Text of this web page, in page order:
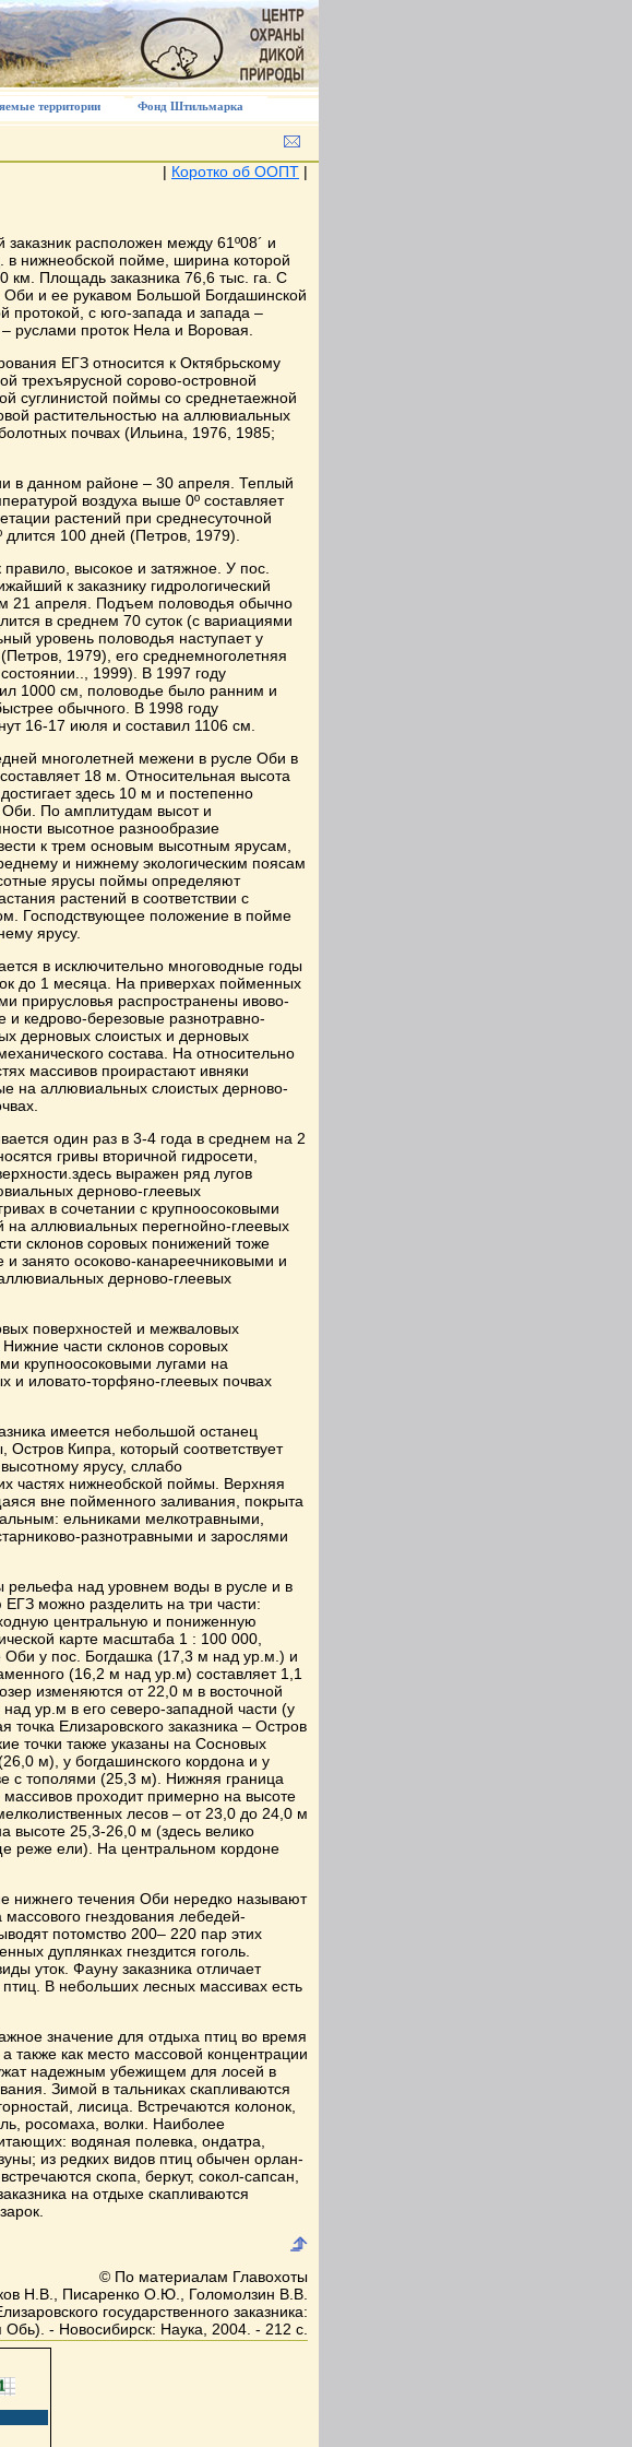
территории Фонд Штильмарка
| Коротко об ООПТ |
заказник расположен между 61º08´ и
в нижнеобской пойме, ширина которой
км. Площадь заказника 76,6 тыс. га. С
Оби и ее рукавом Большой Богдашинской
протокой, с юго-запада и запада –
руслами проток Нела и Воровая.
ЕГЗ относится к Октябрьскому
трехъярусной сорово-островной
суглинистой поймы со среднетаежной
растительностью на аллювиальных
почвах (Ильина, 1976, 1985;
в данном районе – 30 апреля. Теплый
воздуха выше 0º составляет
растений при среднесуточной
100 дней (Петров, 1979).
высокое и затяжное. У пос.
к заказнику гидрологический
21 апреля. Подъем половодья обычно
в среднем 70 суток (с вариациями
уровень половодья наступает у
1979), его среднемноголетняя
1999). В 1997 году
1000 см, половодье было ранним и
обычного. В 1998 году
16-17 июля и составил 1106 см.
многолетней межени в русле Оби в
18 м. Относительная высота
здесь 10 м и постепенно
По амплитудам высот и
высотное разнообразие
к трем основым высотным ярусам,
и нижнему экологическим поясам
ярусы поймы определяют
растений в соответствии с
Господствующее положение в пойме
ярусу.
в исключительно многоводные годы
до 1 месяца. На приверхах пойменных
прирусловья распространены ивово-
и кедрово-березовые разнотравно-
дерновых слоистых и дерновых
состава. На относительно
массивов проирастают ивняки
на аллювиальных слоистых дерново-
один раз в 3-4 года в среднем на 2
гривы вторичной гидросети,
выражен ряд лугов
дерново-глеевых
в сочетании с крупноосоковыми
аллювиальных перегнойно-глеевых
склонов соровых понижений тоже
занято осоково-канареечниковыми и
дерново-глеевых
поверхностей и межваловых
части склонов соровых
крупноосоковыми лугами на
и иловато-торфяно-глеевых почвах
имеется небольшой останец
Кипра, который соответствует
ярусу, сллабо
частях нижнеобской поймы. Верхняя
вне пойменного заливания, покрыта
ельниками мелкотравными,
разнотравными и зарослями
рельефа над уровнем воды в русле и в
можно разделить на три части:
центральную и пониженную
карте масштаба 1 : 100 000,
Оби у пос. Богдашка (17,3 м над ур.м.) и
(16,2 м над ур.м) составляет 1,1
изменяются от 22,0 м в восточной
ур.м в его северо-западной части (у
Елизаровского заказника – Остров
точки также указаны на Сосновых
м), у богдашинского кордона и у
с тополями (25,3 м). Нижняя граница
проходит примерно на высоте
лесов – от 23,0 до 24,0 м
высоте 25,3-26,0 м (здесь велико
реже ели). На центральном кордоне
нижнего течения Оби нередко называют
гнездования лебедей-
потомство 200– 220 пар этих
дуплянках гнездится гоголь.
уток. Фауну заказника отличает
В небольших лесных массивах есть
значение для отдыха птиц во время
также как место массовой концентрации
надежным убежищем для лосей в
Зимой в тальниках скапливаются
лисица. Встречаются колонок,
росомаха, волки. Наиболее
водяная полевка, ондатра,
из редких видов птиц обычен орлан-
скопа, беркут, сокол-сапсан,
на отдыхе скапливаются
© По материалам Главохоты
Н.В., Писаренко О.Ю., Голомолзин В.В.
государственного заказника:
- Новосибирск: Наука, 2004. - 212 с.